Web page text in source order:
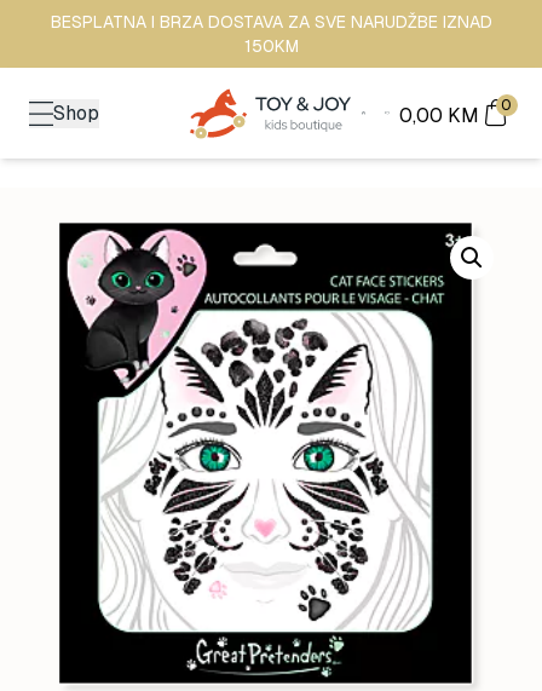
BESPLATNA I BRZA DOSTAVA ZA SVE NARUDŽBE IZNAD
150KM
Shop 0,00 KM 0